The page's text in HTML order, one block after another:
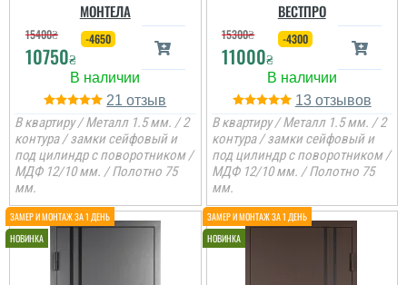
МОНТЕЛА
15400₴
10750₴
-4650
21
В квартиру / Металл 1.5 мм. / 2
контура / замки сейфовый и
под цилиндр с поворотником /
МДФ 12/10 мм. / Полотно 75
мм.
ВЕСТПРО
15300₴
11000₴
-4300
13
В квартиру / Металл 1.5 мм. / 2
контура / замки сейфовый и
под цилиндр с поворотником /
МДФ 12/10 мм. / Полотно 75
мм.